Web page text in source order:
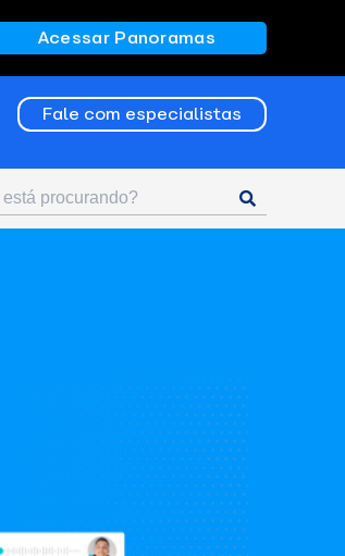
Acessar Panoramas
Fale com especialistas